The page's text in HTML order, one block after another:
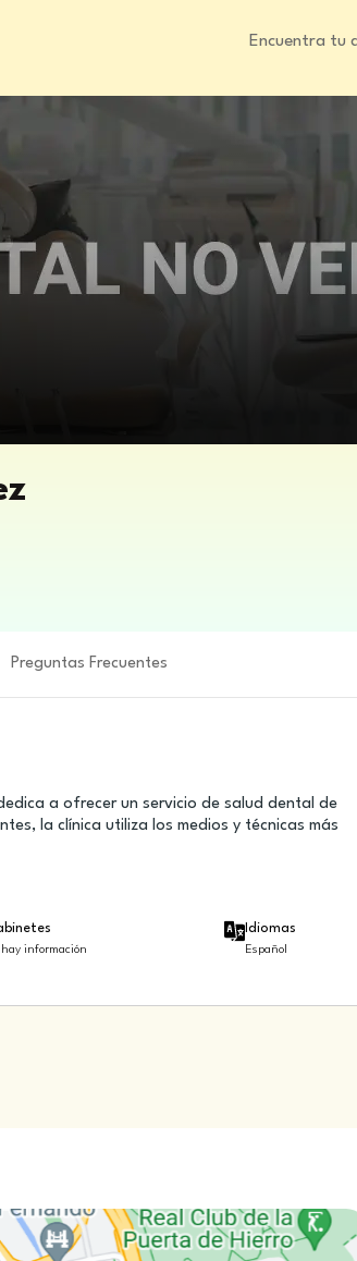
Encuentra tu
Preguntas Frecuentes
a ofrecer un servicio de salud dental de
la clínica utiliza los medios y técnicas más
hay información
Idiomas
Español